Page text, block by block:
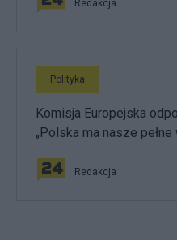
Redakcja
Polityka
Komisja Europejska
„Polska ma nasze pełne
Redakcja